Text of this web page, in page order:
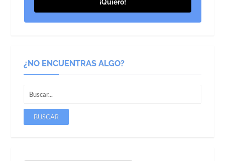
¡Quiero!
¿NO ENCUENTRAS ALGO?